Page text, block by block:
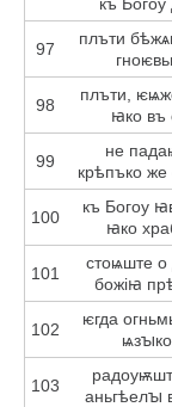
97
плъти
98
плъти,
ꙗко въ
99
не
крѣпъко же
100
къ Богоу
ꙗко
101
стоѩште
божіꙗ
102
ѥгда
103
аньгѣелꙑ